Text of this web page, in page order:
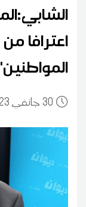
اعترافا
3001:36 2023 جانفي